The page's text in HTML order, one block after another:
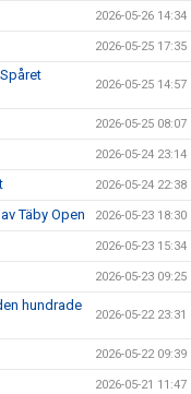
2026-05-26 14:34
2026-05-25 17:35
2026-05-25 14:57
2026-05-25 08:07
2026-05-24 23:14
2026-05-24 22:38
Täby Open 2026-05-23 18:30
2026-05-23 15:34
2026-05-23 09:25
hundrade
2026-05-22 23:31
2026-05-22 09:39
2026-05-21 11:47